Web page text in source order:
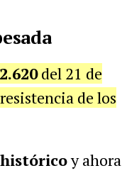
del 21 de
de los
y ahora